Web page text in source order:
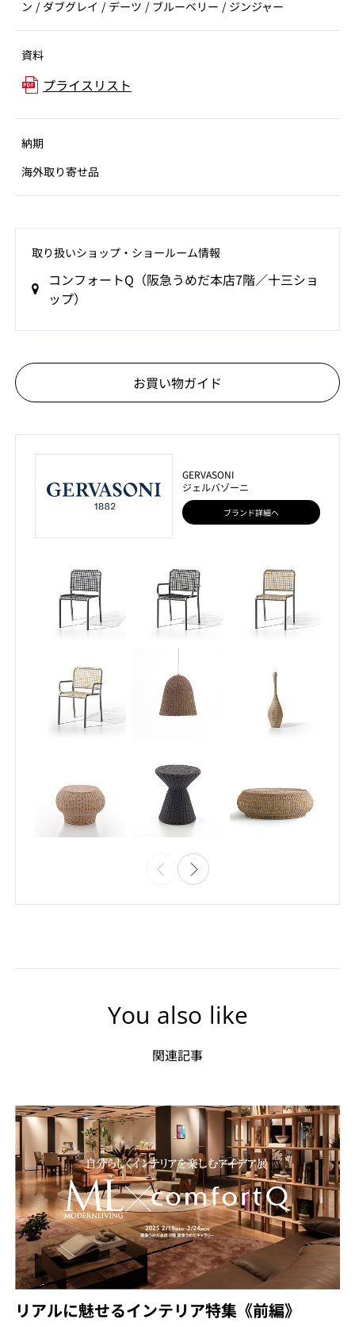
ン / ダブグレイ / デーツ / ブルーベリー / ジンジャー
資料
プライスリスト
納期
海外取り寄せ品
取り扱いショップ‧ショールーム情報
コンフォートQ（阪急うめだ本店7階／十三ショ
ップ）
お買い物ガイド
GERVASONI
ジェルバゾーニ
ブランド詳細へ
You also like
関連記事
リアルに魅せるインテリア特集《前編》